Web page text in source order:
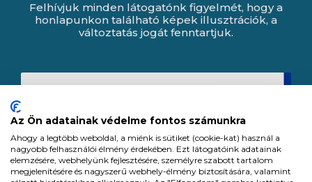
Felhívjuk minden látogatónk figyelmét, hogy a
honlapunkon található képek illusztrációk, a
változtatás jogát fenntartjuk.
Az Ön adatainak védelme fontos számunkra
Ahogy a legtöbb weboldal, a miénk is sütiket (cookie-kat) használ a
nagyobb felhasználói élmény érdekében. Ezt látogatóink adatainak
elemzésére, webhelyünk fejlesztésére, személyre szabott tartalom
megjelenítésére és nagyszerű webhely-élmény biztosítására, valamint